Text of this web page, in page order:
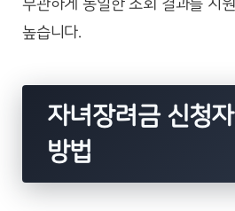
무관하게 동일한 조회 결과를 지
높습니다.
자녀장려금 신청
방법